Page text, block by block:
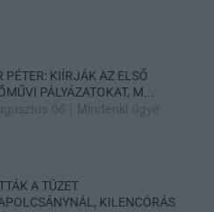
PÉTER: KIÍRJÁK AZ ELSŐ
PÁLYÁZATOKAT, M...
06 Mindenki ügye
A TÜZET
KILENCÓRÁS